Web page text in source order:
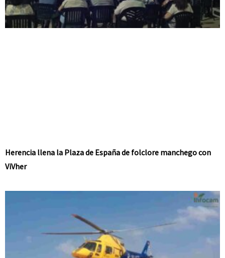
Herencia llena la Plaza de España de folclore manchego con
ViVher